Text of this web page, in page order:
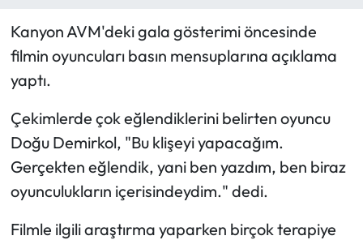
Kanyon AVM'deki gala gösterimi öncesinde
filmin oyuncuları basın mensuplarına açıklama
yaptı.
Çekimlerde çok eğlendiklerini belirten oyuncu
Doğu Demirkol, "Bu klişeyi yapacağım.
Gerçekten eğlendik, yani ben yazdım, ben biraz
oyunculukların içerisindeydim." dedi.
Filmle ilgili araştırma yaparken birçok terapiye
RESMİ İLANLAR
HABER İLAN